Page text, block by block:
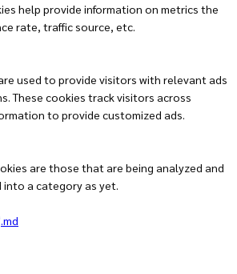
help provide information on metrics the
rate, traffic source, etc.
used to provide visitors with relevant ads
These cookies track visitors across
to provide customized ads.
are those that are being analyzed and
into a category as yet.
.md